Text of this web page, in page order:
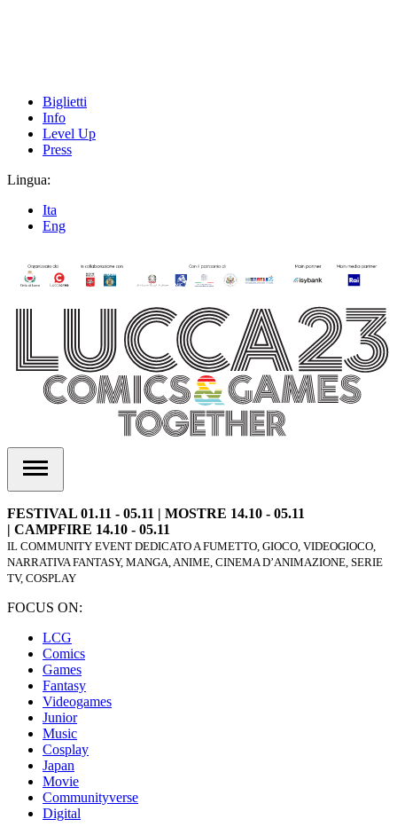
Biglietti
Info
Level Up
Press
Lingua:
Ita
Eng
FESTIVAL 01.11 - 05.11 | MOSTRE 14.10 - 05.11
| CAMPFIRE 14.10 - 05.11
IL COMMUNITY EVENT DEDICATO A FUMETTO, GIOCO, VIDEOGIOCO,
NARRATIVA FANTASY, MANGA, ANIME, CINEMA D’ANIMAZIONE, SERIE
TV, COSPLAY
FOCUS ON:
LCG
Comics
Games
Fantasy
Videogames
Junior
Music
Cosplay
Japan
Movie
Communityverse
Digital